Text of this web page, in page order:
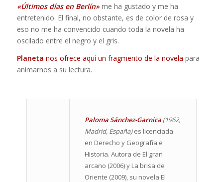
«Últimos días en Berlín»me ha gustado y me ha
entretenido. El final, no obstante, es de color de rosa y
eso no me ha convencido cuando toda la novela ha
oscilado entre el negro y el gris.
Planeta nos ofrece aquí un fragmento de la novela para
animarnos a su lectura.
Paloma Sánchez-Garnica(1962,
Madrid, España)es licenciada
en Derecho y Geografía e
Historia. Autora de El gran
arcano (2006) y La brisa de
Oriente (2009), su novela El